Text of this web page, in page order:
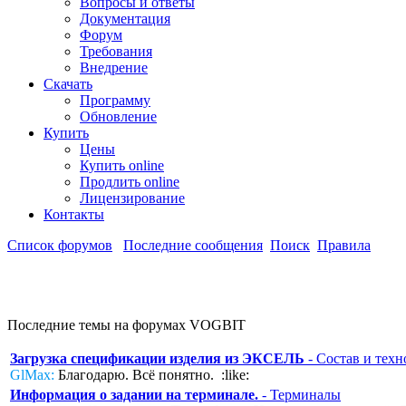
Документация
Форум
Требования
Внедрение
Скачать
Программу
Обновление
Купить
Цены
Купить online
Продлить online
Лицензирование
Контакты
Список форумов Последние сообщения Поиск Правила
Последние темы на форумах VOGBIT
Загрузка спецификации изделия из ЭКСЕЛЬ - Состав и
GlMax: Благодарю. Всё понятно. :like:
Информация о задании на терминале. - Терминалы